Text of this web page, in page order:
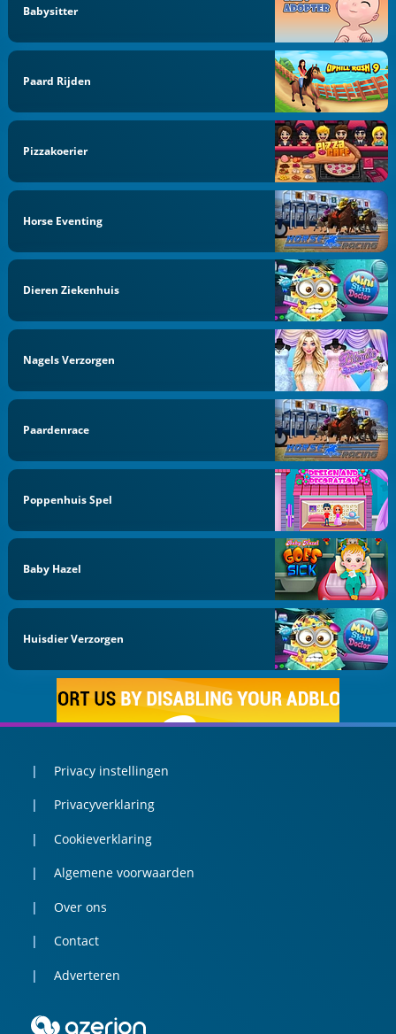
Babysitter
Paard Rijden
Pizzakoerier
Horse Eventing
Dieren Ziekenhuis
Nagels Verzorgen
Paardenrace
Poppenhuis Spel
Baby Hazel
Huisdier Verzorgen
Privacy instellingen
Privacyverklaring
Cookieverklaring
Algemene voorwaarden
Over ons
Contact
Adverteren